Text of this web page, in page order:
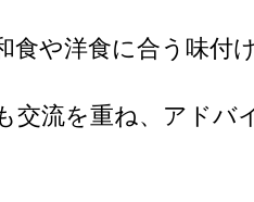
や洋食に合う味付
交流を重ね、アドバ